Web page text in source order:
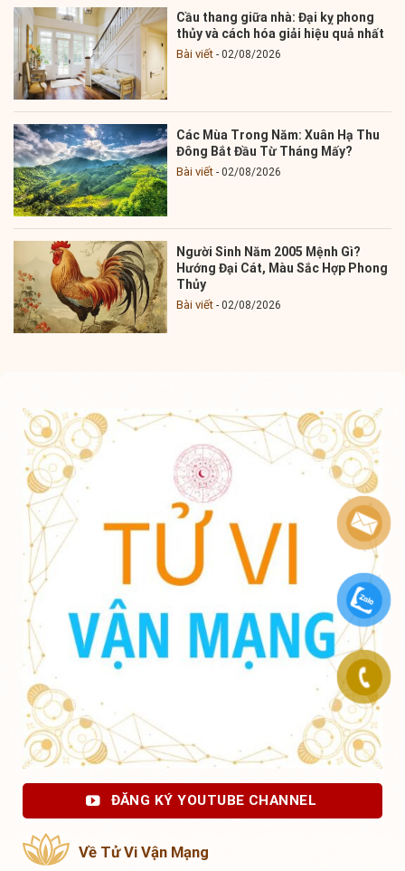
Cầu thang giữa nhà: Đại kỵ phong
thủy và cách hóa giải hiệu quả nhất
Bài viết 02/08/2026
Các Mùa Trong Năm: Xuân Hạ Thu
Đông Bắt Đầu Từ Tháng Mấy?
Bài viết 02/08/2026
Người Sinh Năm 2005 Mệnh Gì?
Hướng Đại Cát, Màu Sắc Hợp Phong
Thủy
Bài viết 02/08/2026
ĐĂNG KÝ YOUTUBE CHANNEL
Về Tử Vi Vận Mạng